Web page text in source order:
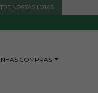
NOSSAS LOJAS
COMPRAS
E PROTEÇÃO